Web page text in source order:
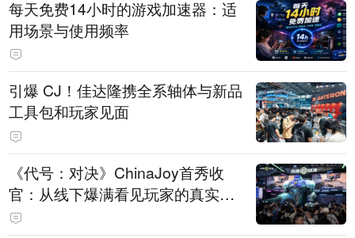
每天免费14小时的游戏加速器：适
用场景与使用频率
引爆 CJ！佳达隆携全系轴体与新品
工具包和玩家见面
《代号：对决》ChinaJoy首秀收
官：从线下爆满看见玩家的真实期
待